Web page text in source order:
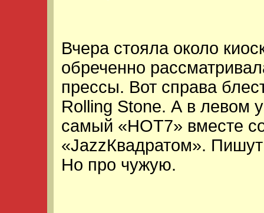
Вчера стояла около
обреченно
прессы. Вот справа
Rolling Stone. А в левом
самый «НОТ7» вместе
«JazzКвадратом».
Но про чужую.